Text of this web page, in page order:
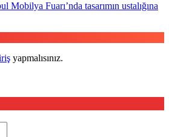
Mobilya Fuarı’nda tasarımın ustalığına
yapmalısınız.